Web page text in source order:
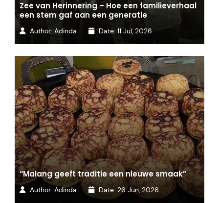
Zee van Herinnering – Hoe een familieverhaal
een stem gaf aan een generatie
Author: Adinda Date: 11 Jul, 2026
“Malang geeft traditie een nieuwe smaak”
Author: Adinda Date: 26 Jun, 2026